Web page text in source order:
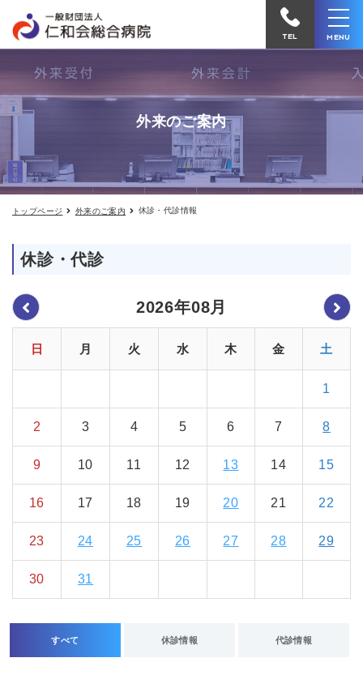
診・
診
合
へ
電
TEL MENU
外来のご案内
トップページ 外来のご案内 休診・代診情報
休診・代診
2026年08月
日 月 火 水 木 金 土
1
2 3 4 5 6 7 8
9 10 11 12 13 14 15
16 17 18 19 20 21 22
23 24 25 26 27 28 29
30 31
すべて 休診情報 代診情報